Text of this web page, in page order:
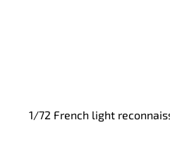
1/72 French light